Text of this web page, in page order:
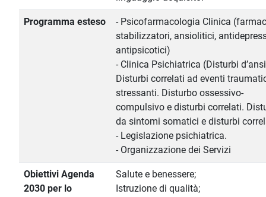
Programma esteso
- Psicofarmacologia Clinica
stabilizzatori, ansiolitici,
antipsicotici)
- Clinica Psichiatrica (Disturbi
Disturbi correlati ad eventi
stressanti. Disturbo ossessivo-
compulsivo e disturbi correlati.
da sintomi somatici e disturbi
- Legislazione psichiatrica.
- Organizzazione dei Servizi
Obiettivi Agenda
2030 per lo
Salute e benessere;
Istruzione di qualità;